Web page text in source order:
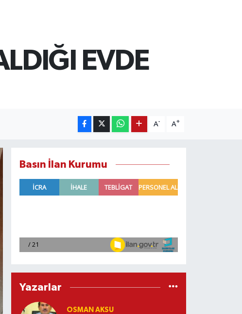
EVDE
A- A+
Basın İlan Kurumu
Yazarlar
OSMAN AKSU